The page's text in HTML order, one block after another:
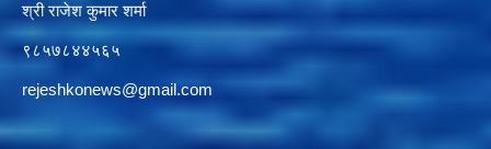
श्री राजेश कुमार शर्मा
९८५७८४४५६५
rejeshkonews@gmail.com